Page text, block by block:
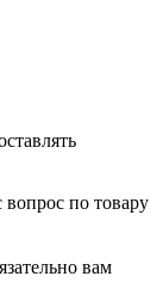
по товару
вам